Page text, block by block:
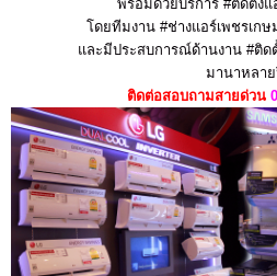
พร้อมด้วยบริการ #ติดตั้งแ
โดยทีมงาน #ช่างแอร์เพชรเก
และมีประสบการณ์ด้านงาน #ติด
มานาหลา
ติดต่อสอบถามสายด่วน